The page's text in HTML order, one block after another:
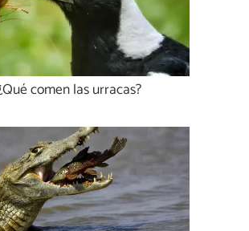
comen las urracas?